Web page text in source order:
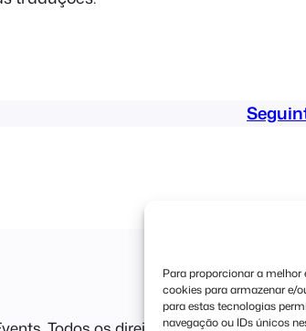
Para proporcionar a
cookies para armazenar e/
para estas tecnologias
navegação ou IDs únicos